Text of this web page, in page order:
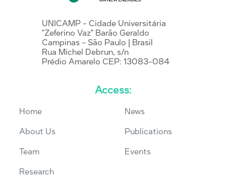
UNICAMP - Cidade Universitária
"Zeferino Vaz" Barão Geraldo
Campinas - São Paulo | Brasil
Rua Michel Debrun, s/n
Prédio Amarelo CEP: 13083-084
Access:
Home
About Us
Team
Research
News
Publications
Events